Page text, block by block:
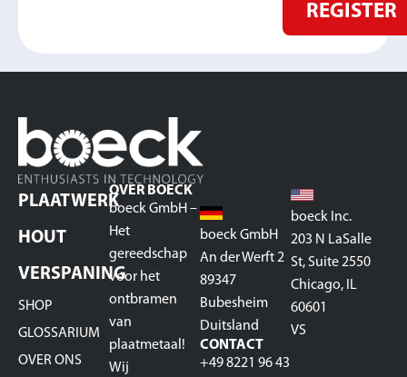
REGISTER
PLAATWERK
HOUT
VERSPANING
SHOP
GLOSSARIUM
OVER ONS
OVER BOECK
boeck GmbH –
Het
gereedschap
voor het
ontbramen
van
plaatmetaal!
Wij
boeck GmbH
An der Werft 2
89347
Bubesheim
Duitsland
CONTACT
+49 8221 96 43
boeck Inc.
203 N LaSalle
St, Suite 2550
Chicago, IL
60601
VS